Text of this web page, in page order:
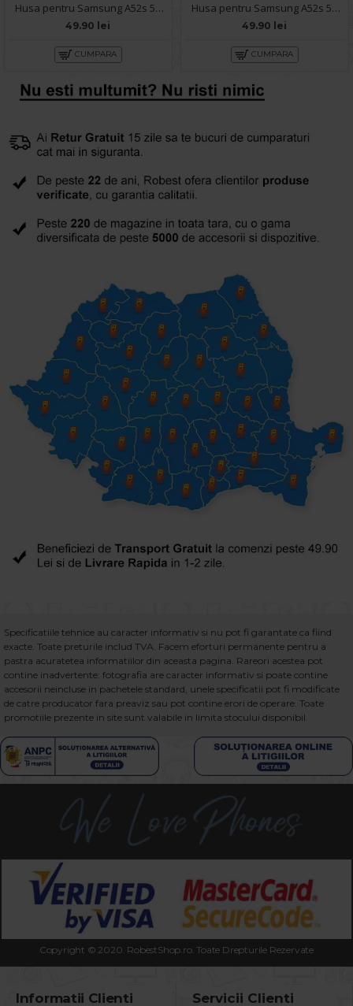
Husa pentru Samsung A52s 5G - Carte X-Power Rose
49.90 lei
CUMPARA
Husa pentru Samsung A52s 5G - Carte X-Power Gold
49.90 lei
CUMPARA
Specificatiile tehnice au caracter informativ si nu pot fi garantate ca fiind
exacte. Toate preturile includ TVA. Facem eforturi permanente pentru a
pastra acuratetea informatiilor din aceasta pagina. Rareori acestea pot
contine inadvertente: fotografia are caracter informativ si poate contine
accesorii neincluse in pachetele standard, unele specificatii pot fi modificate
de catre producator fara preaviz sau pot contine erori de operare. Toate
promotiile prezente in site sunt valabile in limita stocului disponibil.
Copyright © 2020. RobestShop.ro. Toate Drepturile Rezervate
Informatii Clienti Servicii Clienti